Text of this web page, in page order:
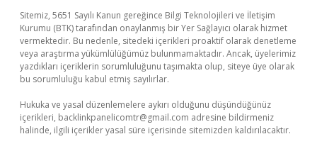
Sitemiz, 5651 Sayılı Kanun gereğince Bilgi Teknolojileri ve İletişim
Kurumu (BTK) tarafından onaylanmış bir Yer Sağlayıcı olarak hizmet
vermektedir. Bu nedenle, sitedeki içerikleri proaktif olarak denetleme
veya araştırma yükümlülüğümüz bulunmamaktadır. Ancak, üyelerimiz
yazdıkları içeriklerin sorumluluğunu taşımakta olup, siteye üye olarak
bu sorumluluğu kabul etmiş sayılırlar.
Hukuka ve yasal düzenlemelere aykırı olduğunu düşündüğünüz
içerikleri, backlinkpanelicomtr@gmail.com adresine bildirmeniz
halinde, ilgili içerikler yasal süre içerisinde sitemizden kaldırılacaktır.